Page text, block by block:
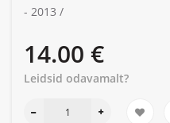
- 2013 /
14.00 €
Leidsid odavamalt?